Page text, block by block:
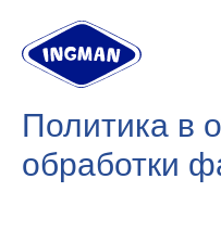
Политика в
обработки